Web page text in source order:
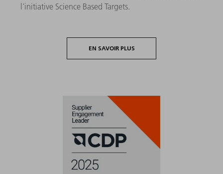
l'initiative Science Based Targets.
EN SAVOIR PLUS